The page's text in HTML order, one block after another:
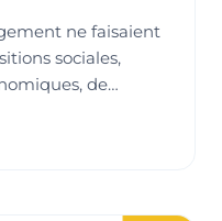
ne faisaient
sociales,
de…